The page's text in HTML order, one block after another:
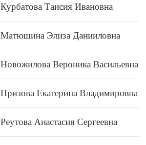
Курбатова Таисия Ивановна
Матюшина Элиза Данииловна
Новожилова Вероника Васильевна
Призова Екатерина Владимировна
Реутова Анастасия Сергеевна